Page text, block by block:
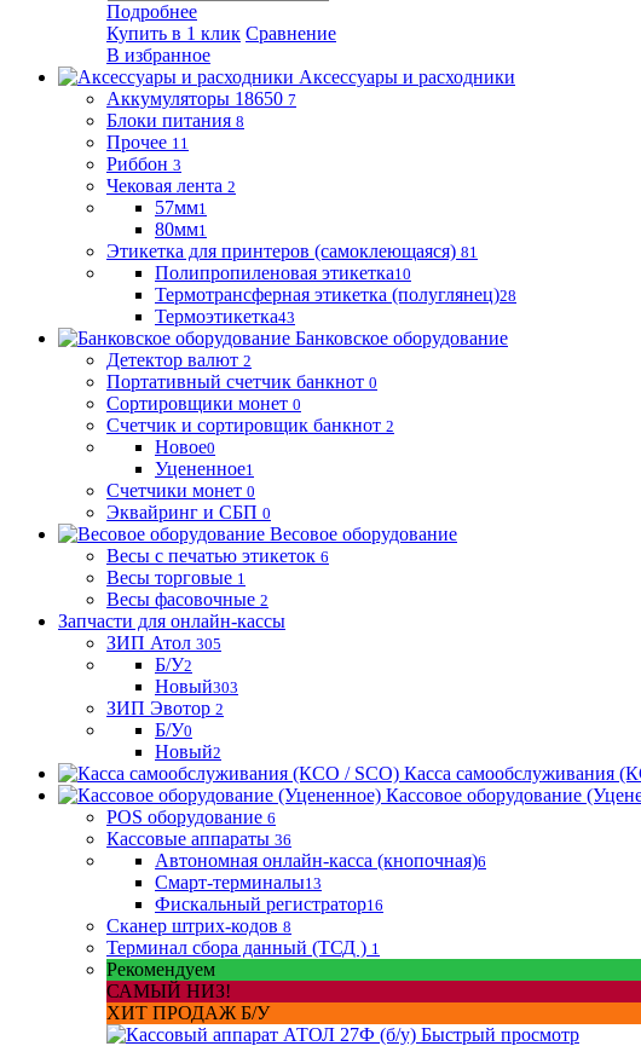
Подробнее
Купить в 1 клик Сравнение
В избранное
Аксессуары и расходники
Аккумуляторы 18650 7
Блоки питания 8
Прочее 11
Риббон 3
Чековая лента 2
57мм1
80мм1
Этикетка для принтеров (самоклеющаяся) 81
Полипропиленовая этикетка10
Термотрансферная этикетка (полуглянец)28
Термоэтикетка43
Банковское оборудование
Детектор валют 2
Портативный счетчик банкнот 0
Сортировщики монет 0
Счетчик и сортировщик банкнот 2
Новое0
Уцененное1
Счетчики монет 0
Эквайринг и СБП 0
Весовое оборудование
Весы с печатью этикеток 6
Весы торговые 1
Весы фасовочные 2
Запчасти для онлайн-кассы
ЗИП Атол 305
Б/У2
Новый303
ЗИП Эвотор 2
Б/У0
Новый2
Касса самообслуживания
Кассовое оборудование
POS оборудование 6
Кассовые аппараты 36
Автономная онлайн-касса (кнопочная)6
Смарт-терминалы13
Фискальный регистратор16
Сканер штрих-кодов 8
Терминал сбора данный (ТСД ) 1
Рекомендуем
САМЫЙ НИЗ!
ХИТ ПРОДАЖ Б/У
Быстрый просмотр